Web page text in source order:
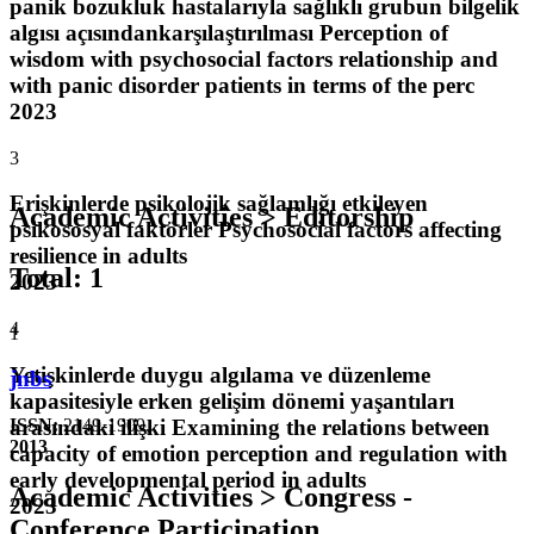
panik bozukluk hastalarıyla sağlıklı grubun bilgelik
algısı açısındankarşılaştırılması Perception of
wisdom with psychosocial factors relationship and
with panic disorder patients in terms of the perc
2023
3
Erişkinlerde psikolojik sağlamlığı etkileyen
psikososyal faktörler Psychosocial factors affecting
resilience in adults
2023
4
Yetişkinlerde duygu algılama ve düzenleme
kapasitesiyle erken gelişim dönemi yaşantıları
arasındaki ilişki Examining the relations between
capacity of emotion perception and regulation with
early developmental period in adults
2023
Academic Activities > Editorship
Total: 1
1
jnbs
ISSN: 2149-1909,
2013
Academic Activities > Congress -